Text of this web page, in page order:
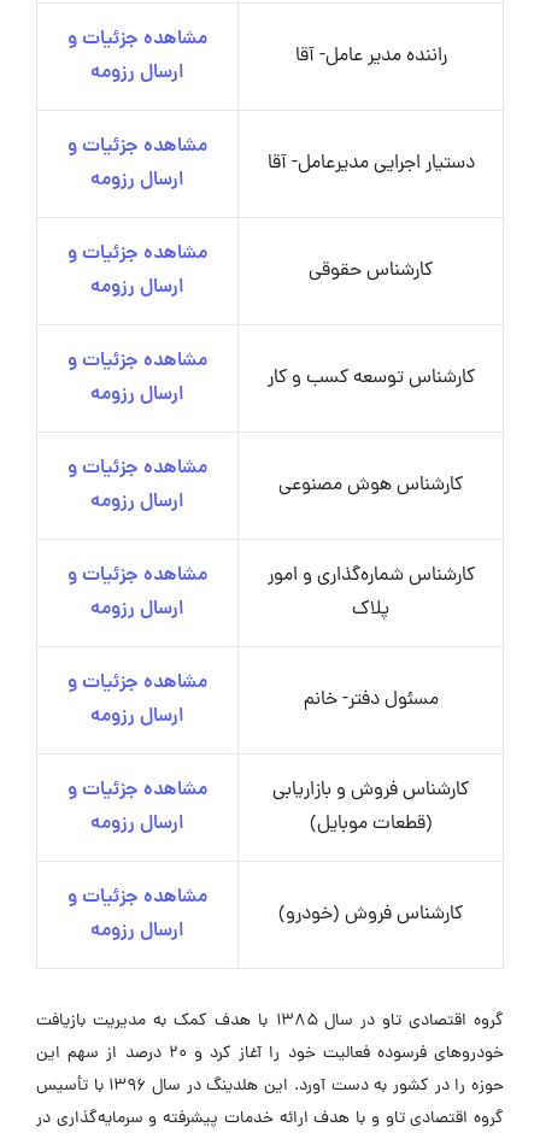
راننده مدیر عامل- آقا
مشاهده جزئیات و
ارسال رزومه
دستیار اجرایی مدیرعامل- آقا
مشاهده جزئیات و
ارسال رزومه
کارشناس حقوقی
مشاهده جزئیات و
ارسال رزومه
کارشناس توسعه کسب و کار
مشاهده جزئیات و
ارسال رزومه
کارشناس هوش مصنوعی
مشاهده جزئیات و
ارسال رزومه
کارشناس شماره‌گذاری و امور
پلاک
مشاهده جزئیات و
ارسال رزومه
مسئول دفتر- خانم
مشاهده جزئیات و
ارسال رزومه
کارشناس فروش و بازاریابی
(قطعات موبایل)
مشاهده جزئیات و
ارسال رزومه
کارشناس فروش (خودرو)
مشاهده جزئیات و
ارسال رزومه
گروه اقتصادی تاو در سال ۱۳۸۵ با هدف کمک به مدیریت بازیافت
خودروهای فرسوده فعالیت خود را آغاز کرد و ۲۰ درصد از سهم این
حوزه را در کشور به دست آورد. این هلدینگ در سال ۱۳۹۶ با تأسیس
گروه اقتصادی تاو و با هدف ارائه خدمات پیشرفته و سرمایه‌گذاری در